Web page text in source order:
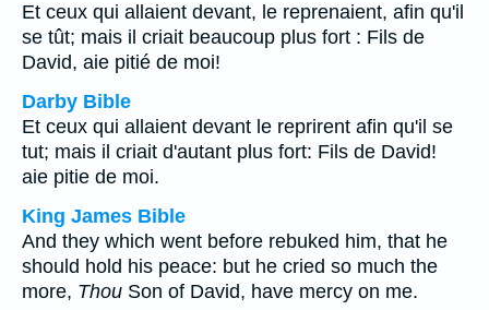
Et ceux qui allaient devant, le reprenaient, afin qu'il
se tût; mais il criait beaucoup plus fort : Fils de
David, aie pitié de moi!
Darby Bible
Et ceux qui allaient devant le reprirent afin qu'il se
tut; mais il criait d'autant plus fort: Fils de David!
aie pitie de moi.
King James Bible
And they which went before rebuked him, that he
should hold his peace: but he cried so much the
more, Thou Son of David, have mercy on me.